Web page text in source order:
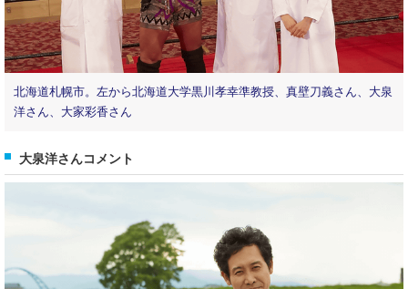
北海道札幌市。左から北海道大学黒川孝幸準教授、真壁刀義さん、大泉
洋さん、大家彩香さん
大泉洋さんコメント